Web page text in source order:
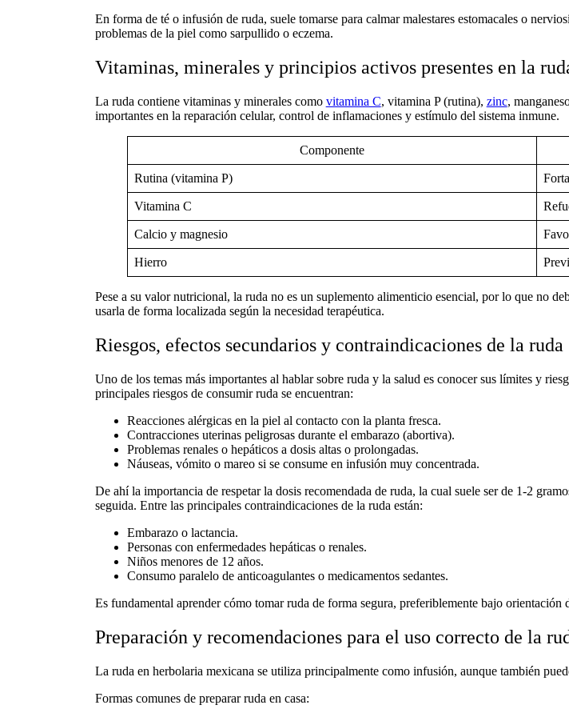
En forma de té o infusión de ruda, suele tomarse para calmar malestares estomacales o
problemas de la piel como sarpullido o eczema.
Vitaminas, minerales y principios activos presentes en la
La ruda contiene vitaminas y mineralescomo vitamina C, vitamina P (rutina), zinc,
importantes en la reparación celular, control de inflamaciones y estímulo del sistema inmune.
Componente
Rutina (vitamina P)
Vitamina C
Calcio y magnesio
Hierro
Pese a su valor nutricional, la ruda no es un suplemento alimenticio esencial, por lo que no
usarla de forma localizada según la necesidad terapéutica.
Riesgos, efectos secundarios y contraindicaciones de la ruda
Uno de los temas más importantes al hablar sobre ruda y la salud es conocer sus límites y
principales riesgos de consumir ruda se encuentran:
Reacciones alérgicas en la piel al contacto con la planta fresca.
Contracciones uterinas peligrosas durante el embarazo (abortiva).
Problemas renales o hepáticos a dosis altas o prolongadas.
Náuseas, vómito o mareo si se consume en infusión muy concentrada.
De ahí la importancia de respetar la dosis recomendada de ruda, la cual suele ser de 1-2
seguida. Entre las principales contraindicaciones de la ruda están:
Embarazo o lactancia.
Personas con enfermedades hepáticas o renales.
Niños menores de 12 años.
Consumo paralelo de anticoagulantes o medicamentos sedantes.
Es fundamental aprendercómo tomar ruda de forma segura, preferiblemente bajo orientación
Preparación y recomendaciones para el uso correcto de la
La ruda en herbolaria mexicana se utiliza principalmente como infusión, aunque también
Formas comunes de preparar ruda en casa: